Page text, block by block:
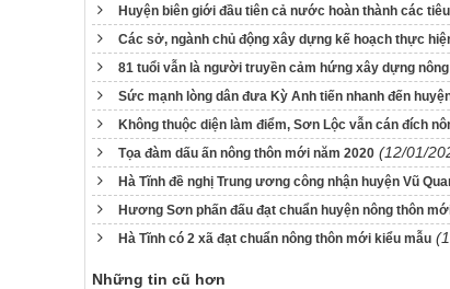
Huyện biên giới đầu tiên cả nước hoàn thành các
Các sở, ngành chủ động xây dựng kế hoạch thực
81 tuổi vẫn là người truyền cảm hứng xây dựng
Sức mạnh lòng dân đưa Kỳ Anh tiến nhanh đến
Không thuộc diện làm điểm, Sơn Lộc vẫn cán đích
Tọa đàm dấu ấn nông thôn mới năm 2020 (12/01/
Hà Tĩnh đề nghị Trung ương công nhận huyện Vũ
Hương Sơn phấn đấu đạt chuẩn huyện nông thôn
Hà Tĩnh có 2 xã đạt chuẩn nông thôn mới kiểu mẫu
Những tin cũ hơn